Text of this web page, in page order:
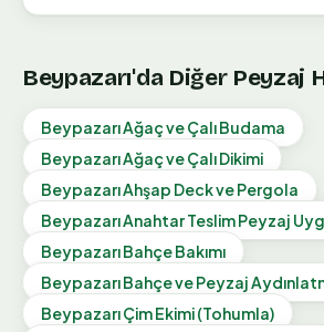
Beypazarı'da Diğer Peyzaj
BeypazarıAğaç ve Çalı Budama
BeypazarıAğaç ve Çalı Dikimi
BeypazarıAhşap Deck ve Pergola
BeypazarıAnahtar Teslim Peyzaj
BeypazarıBahçe Bakımı
BeypazarıBahçe ve Peyzaj
BeypazarıÇim Ekimi (Tohumla)